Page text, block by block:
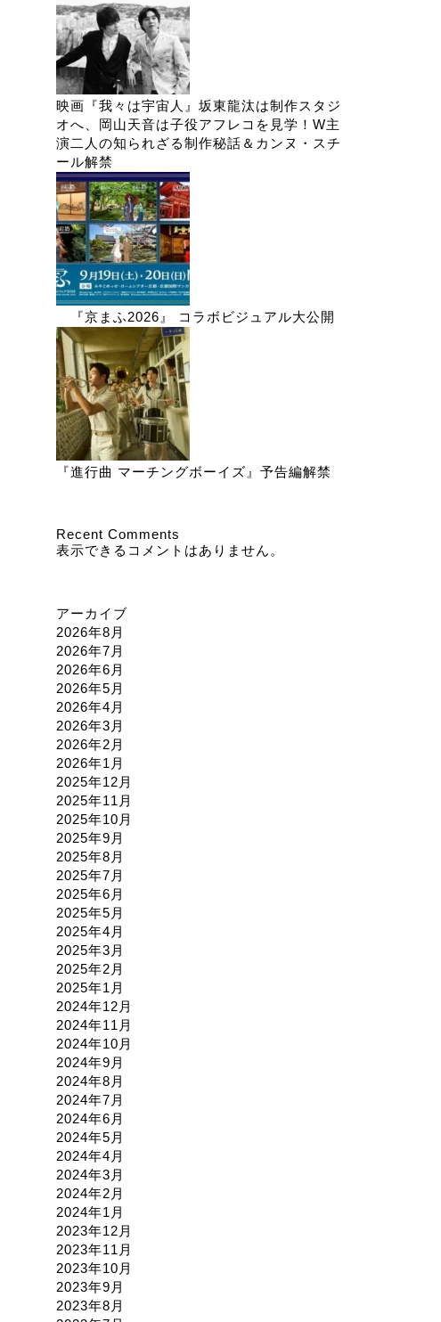
映画『我々は宇宙人』坂東龍汰は制作スタジ
オへ、岡山天音は子役アフレコを見学！W主
演二人の知られざる制作秘話＆カンヌ・スチ
ール解禁
『京まふ2026』 コラボビジュアル大公開
『進行曲 マーチングボーイズ』予告編解禁
Recent Comments
表示できるコメントはありません。
アーカイブ
2026年8月
2026年7月
2026年6月
2026年5月
2026年4月
2026年3月
2026年2月
2026年1月
2025年12月
2025年11月
2025年10月
2025年9月
2025年8月
2025年7月
2025年6月
2025年5月
2025年4月
2025年3月
2025年2月
2025年1月
2024年12月
2024年11月
2024年10月
2024年9月
2024年8月
2024年7月
2024年6月
2024年5月
2024年4月
2024年3月
2024年2月
2024年1月
2023年12月
2023年11月
2023年10月
2023年9月
2023年8月